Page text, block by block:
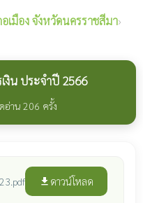
อเมือง จังหวัดนครราชสีมา›
งิน ประจำปี 2566
อ่าน 206 ครั้ง
file_download ดาวน์โหลด